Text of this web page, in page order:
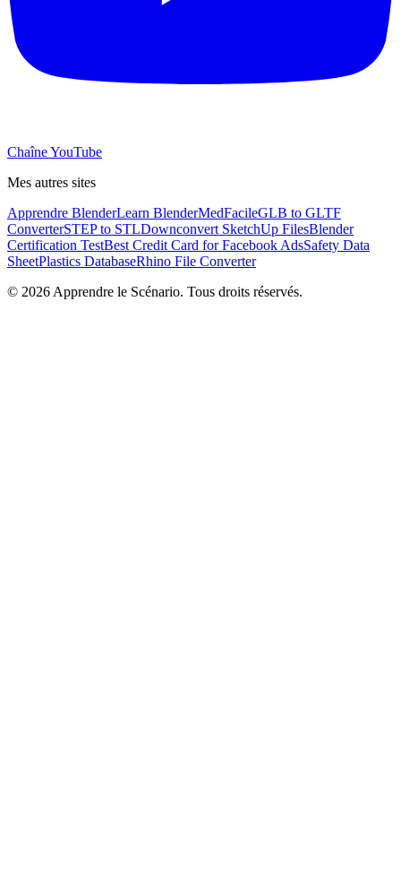
Chaîne YouTube
Mes autres sites
Apprendre BlenderLearn BlenderMedFacileGLB to GLTF
ConverterSTEP to STLDownconvert SketchUp FilesBlender
Certification TestBest Credit Card for Facebook AdsSafety Data
SheetPlastics DatabaseRhino File Converter
© 2026 Apprendre le Scénario. Tous droits réservés.